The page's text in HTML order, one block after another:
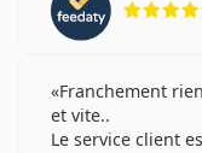
Franchement
et vite..
Le service client